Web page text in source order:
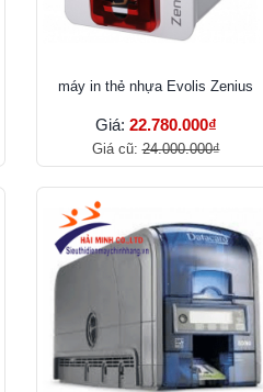
máy in thẻ nhựa Evolis Zenius
Giá: 22.780.000₫
Giá cũ:24.000.000₫